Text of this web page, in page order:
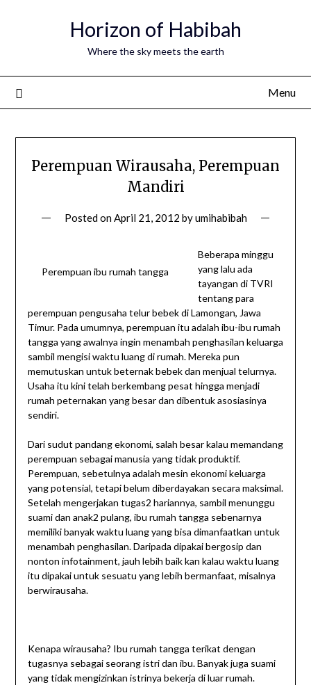
Horizon of Habibah
Where the sky meets the earth
Menu
Perempuan Wirausaha, Perempuan
Mandiri
Posted onApril 21, 2012 byumihabibah
Perempuan ibu rumah tangga
Beberapa minggu
yang lalu ada
tayangan di TVRI
tentang para
perempuan pengusaha telur bebek di Lamongan, Jawa
Timur. Pada umumnya, perempuan itu adalah ibu-ibu rumah
tangga yang awalnya ingin menambah penghasilan keluarga
sambil mengisi waktu luang di rumah. Mereka pun
memutuskan untuk beternak bebek dan menjual telurnya.
Usaha itu kini telah berkembang pesat hingga menjadi
rumah peternakan yang besar dan dibentuk asosiasinya
sendiri.
Dari sudut pandang ekonomi, salah besar kalau memandang
perempuan sebagai manusia yang tidak produktif.
Perempuan, sebetulnya adalah mesin ekonomi keluarga
yang potensial, tetapi belum diberdayakan secara maksimal.
Setelah mengerjakan tugas2 hariannya, sambil menunggu
suami dan anak2 pulang, ibu rumah tangga sebenarnya
memiliki banyak waktu luang yang bisa dimanfaatkan untuk
menambah penghasilan. Daripada dipakai bergosip dan
nonton infotainment, jauh lebih baik kan kalau waktu luang
itu dipakai untuk sesuatu yang lebih bermanfaat, misalnya
berwirausaha.
Kenapa wirausaha? Ibu rumah tangga terikat dengan
tugasnya sebagai seorang istri dan ibu. Banyak juga suami
yang tidak mengizinkan istrinya bekerja di luar rumah.